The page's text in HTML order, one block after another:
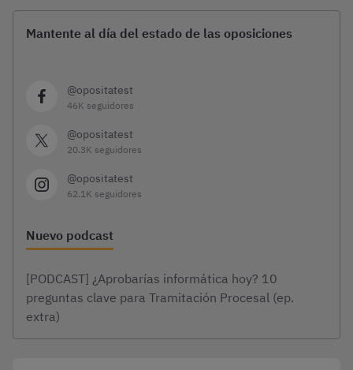
Mantente al día del estado de las oposiciones
@opositatest
46K seguidores
@opositatest
20.3K seguidores
@opositatest
62.1K seguidores
Nuevo podcast
[PODCAST] ¿Aprobarías informática hoy? 10
preguntas clave para Tramitación Procesal (ep.
extra)